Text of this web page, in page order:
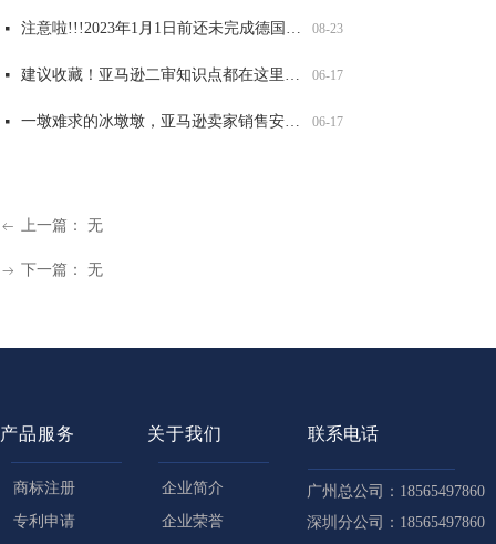
ꂃ 上一篇： 无
ꁹ 下一篇： 无
08-23
넷
06-17
넷
06-17
넷
产品服务
商标注册
专利申请
关于我们
企业简介
企业荣誉
联系电话
广州总公司：18565497860
深圳分公司：18565497860